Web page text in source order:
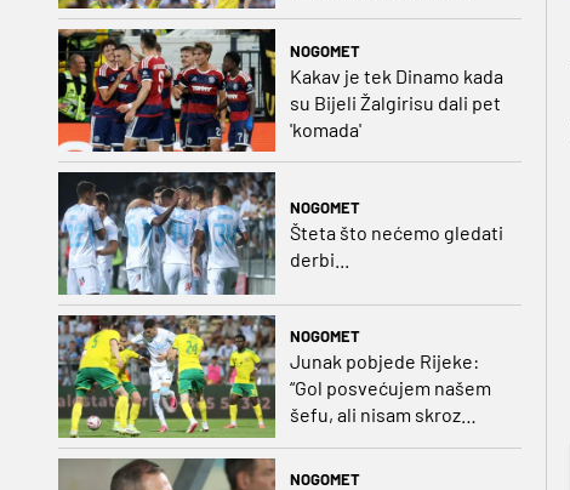
možemo biti ponosni jer
NOGOMET
Kakav je tek Dinamo kada
su Bijeli Žalgirisu dali pet
'komada'
NOGOMET
Šteta što nećemo gledati
derbi...
NOGOMET
Junak pobjede Rijeke:
“Gol posvećujem našem
šefu, ali nisam skroz
NOGOMET